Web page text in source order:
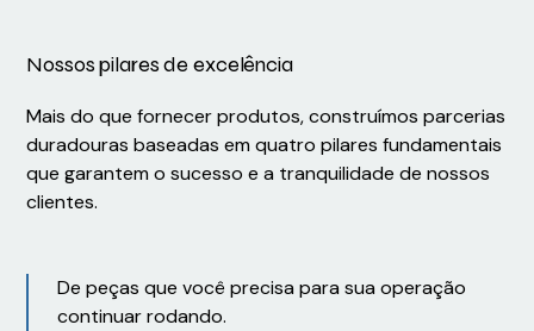
Nossos pilares de excelência
Mais do que fornecer produtos, construímos parcerias
duradouras baseadas em quatro pilares fundamentais
que garantem o sucesso e a tranquilidade de nossos
clientes.
De peças que você precisa para sua operação
continuar rodando.